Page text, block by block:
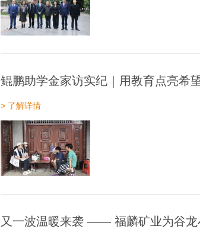
鲲鹏助学金家访实纪｜用教育点亮希
> 了解详情
又一波温暖来袭 —— 福麟矿业为谷龙